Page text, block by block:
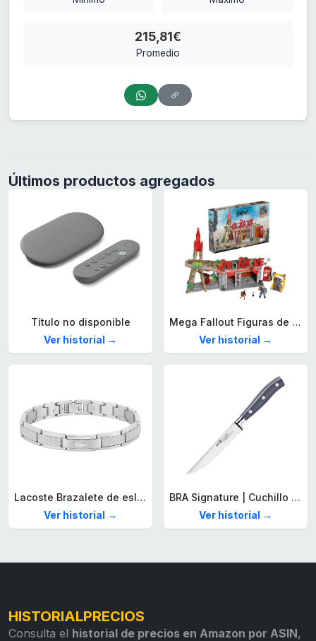
215,81€
Promedio
Últimos productos agregados
Título no disponible
Ver historial →
Mega Fallout Figuras de acción y Juguetes de construcción, Parada de Camiones Red Rocket con 824 Piezas, 2 Personajes articulados y Accesorios, para coleccionistas, HXT00
Ver historial →
Lacoste Brazalete de eslabón para Hombre Colección STENCIL de Acero inoxidable
Ver historial →
BRA Signature | Cuchillo tomatero 120 mm, Acero Inoxidable alemán forjado con Molibdeno Vanadio, Mango Remachado ABS, Diseño Ergonómico, Hoja 1,6 mm espesor
Ver historial →
HISTORIALPRECIOS
Consulta el historial de precios en Amazon por ASIN,